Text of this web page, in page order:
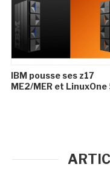
IBM pousse ses z17
ME2/MER et LinuxOne